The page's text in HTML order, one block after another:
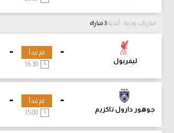
مباريات ودية - أندية
-
ليفربول
- لم تبدأ
-
جوهور دارول تاكزيم
- لم تبدأ
15:00